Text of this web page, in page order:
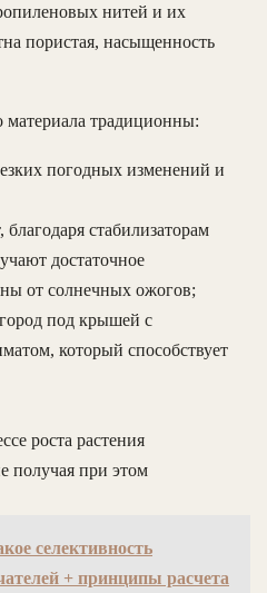
нитей и их
пористая, насыщенность
материала традиционны:
погодных изменений и
благодаря стабилизаторам
достаточное
от солнечных ожогов;
под крышей с
который способствует
роста растения
получая при этом
селективность
+ принципы расчета